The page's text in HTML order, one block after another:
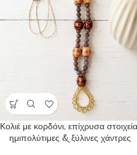
Κολιέ με κορδόνι, επίχρυσα
ημιπολύτιμες & ξύλινες χάντρες